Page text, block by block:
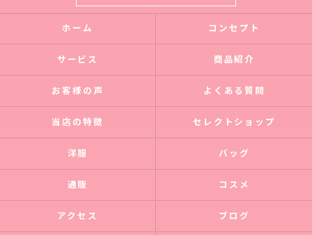
ホーム コンセプト
サービス 商品紹介
お客様の声 よくある質問
当店の特徴 セレクトショップ
洋服 バッグ
通販 コスメ
アクセス ブログ